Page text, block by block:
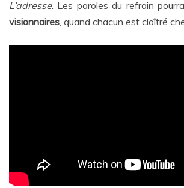
L’adresse. Les paroles du refrain
visionnaires, quand chacun est cloîtré